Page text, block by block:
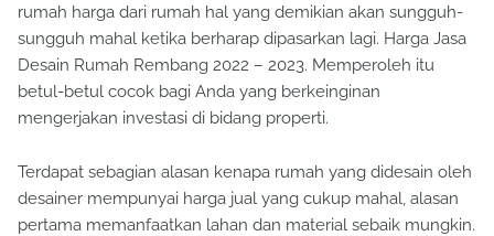
rumah harga dari rumah hal yang demikian akan sungguh-
sungguh mahal ketika berharap dipasarkan lagi. Harga Jasa
Desain Rumah Rembang 2022 – 2023. Memperoleh itu
betul-betul cocok bagi Anda yang berkeinginan
mengerjakan investasi di bidang properti.
Terdapat sebagian alasan kenapa rumah yang didesain oleh
desainer mempunyai harga jual yang cukup mahal, alasan
pertama memanfaatkan lahan dan material sebaik mungkin.